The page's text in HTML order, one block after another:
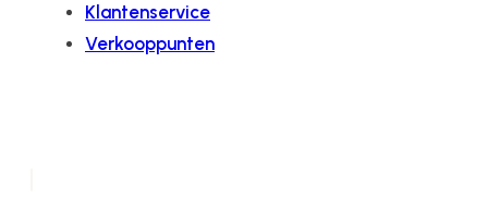
Klantenservice
Verkooppunten